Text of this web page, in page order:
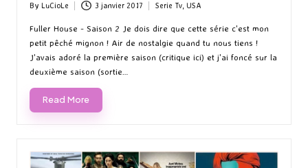
Posted
by
By LuCioLe 3 janvier 2017
in
Serie Tv, USA
Fuller House - Saison 2 Je dois dire que cette série c'est mon
petit pêché mignon ! Air de nostalgie quand tu nous tiens !
J'avais adoré la première saison (critique ici) et j'ai foncé sur la
deuxième saison (sortie…
Read More